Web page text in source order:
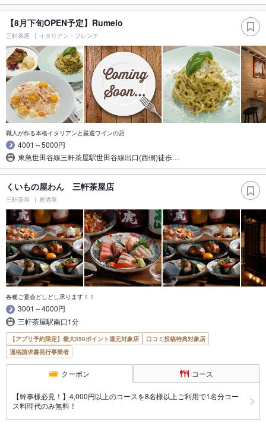
【8月下旬OPEN予定】Rumelo
三軒茶屋 イタリアン・フレンチ
職人が作る本格イタリアンと厳選ワインの店
4001～5000円
東急世田谷線三軒茶屋駅世田谷線出口(西側)徒歩…
くいもの屋わん 三軒茶屋店
三軒茶屋 居酒屋
各種ご宴会どしどし承ります！！
3001～4000円
三軒茶屋駅南口1分
【アプリ予約限定】最大350ポイント還元対象店
口コミ投稿特典対象店
適格請求書発行事業者
クーポン コース
【幹事様必見！】4,000円以上のコースを8名様以上ご利用で1名分コー
ス料理代のみ無料！